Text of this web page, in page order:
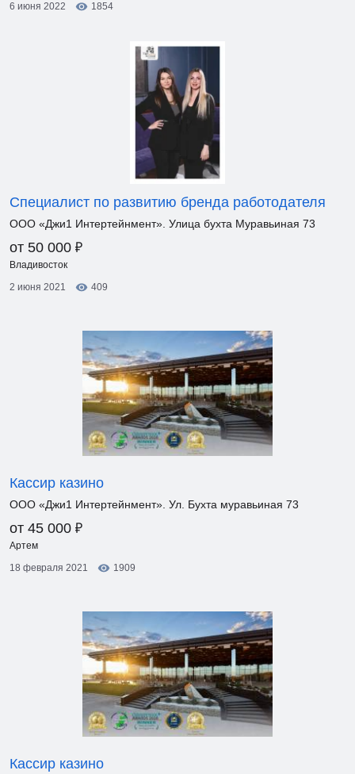
6 июня 2022
1854
Специалист по развитию бренда работодателя
ООО «Джи1 Интертейнмент». Улица бухта Муравьиная 73
от 50 000 ₽
Владивосток
2 июня 2021
409
Кассир казино
ООО «Джи1 Интертейнмент». Ул. Бухта муравьиная 73
от 45 000 ₽
Артем
18 февраля 2021
1909
Кассир казино